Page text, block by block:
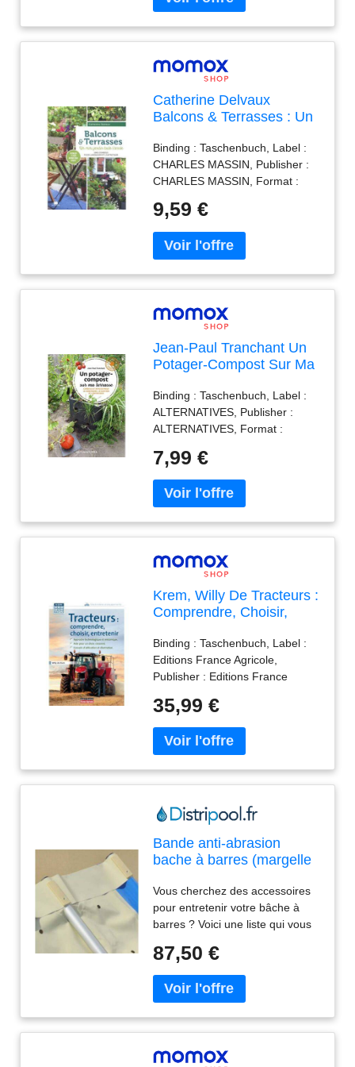
ISBN : 2036013074
Catherine Delvaux
Balcons & Terrasses : Un
: 1.001 Conseils Pour
L'Aménager Et
L'Entretenir
Binding : Taschenbuch, Label :
CHARLES MASSIN, Publisher :
CHARLES MASSIN, Format :
Taschenbuch, publicationDate :
2023-04-25, releaseDate : 2023-
04-25, authors : Catherine
9,59 €
Jean-Paul Tranchant Un
Potager-Compost Sur Ma
Astuces Pour Le
Construire, Le Cultiver Et
L'Entretenir
Binding : Taschenbuch, Label :
ALTERNATIVES, Publisher :
ALTERNATIVES, Format :
Taschenbuch, numberOfPages :
112, publicationDate : 2022-03-
10, authors : Jean-Paul
7,99 €
Krem, Willy De Tracteurs :
Comprendre, Choisir,
Technologique Et
Mécanique, Aide Pour Un
Choix Raisonné, Conseils
D'Utilisation Et D'Entretien
Binding : Taschenbuch, Label :
Editions France Agricole,
Publisher : Editions France
publicationDate : 2012-09-05,
authors : Krem, Willy De,
languages : french, ISBN :
35,99 €
Bande anti-abrasion
bache à barres (margelle
Vous cherchez des accessoires
pour entretenir votre bâche à
barres ? Voici une liste qui vous
barres - Les accessoires sont
100 % compatibles avec les
modèles de notre site
SECU CLASSIC , SECU
Pour les autres marques.
87,50 €